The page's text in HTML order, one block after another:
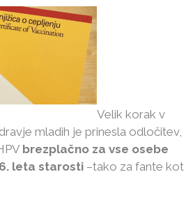
Velik korak v
mladih je prinesla odločitev,
brezplačno za vse osebe
leta starosti –tako za fante kot